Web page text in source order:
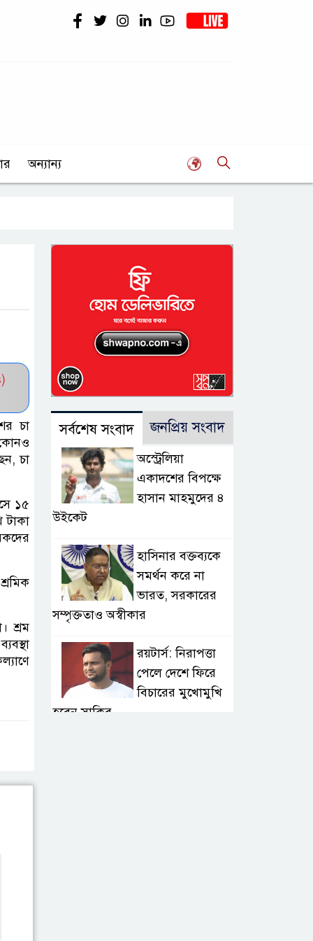
অন্যান্য
চা
কোনও
চা
১৫
টাকা
শ্রম
সর্বশেষ সংবাদ জনপ্রিয় সংবাদ
অস্ট্রেলিয়া
একাদশের বিপক্ষে
হাসান মাহমুদের ৪
উইকেট
হাসিনার বক্তব্যকে
সমর্থন করে না
ভারত, সরকারের
সম্পৃক্ততাও অস্বীকার
রয়টার্স: নিরাপত্তা
পেলে দেশে ফিরে
বিচারের মুখোমুখি
হবেন সাকিব